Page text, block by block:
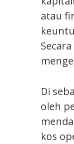
atau
Di
oleh
kos